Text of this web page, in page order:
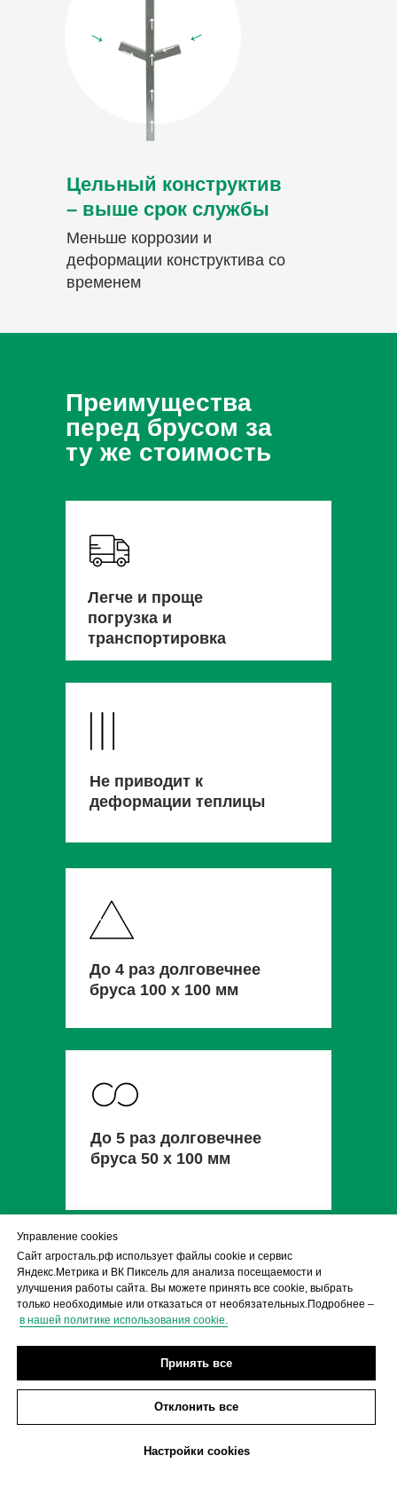
40% скидка на фундамент из свай
ПОЛУЧИТЬ СКИДКУ
Меньше коррозии и
деформации конструктива со
временем
Цельный конструктив
– выше срок службы
→
→
→
→
→
→
→
→
Преимущества
перед брусом за
ту же стоимость
Легче и проще
погрузка и
транспортировка
До 4 раз долговечнее
бруса 100 х 100 мм
перепады в грунте
Не приводит к
деформации теплицы
До 5 раз долговечнее
бруса 50 х 100 мм
Управление cookies
Сайт агросталь.рф использует файлы cookie и сервис
Яндекс.Метрика и ВК Пиксель для анализа посещаемости и
улучшения работы сайта. Вы можете принять все cookie, выбрать
только необходимые или отказаться от необязательных.Подробнее –
в нашей политике использования cookie.
Принять все
Отклонить все
Настройки cookies